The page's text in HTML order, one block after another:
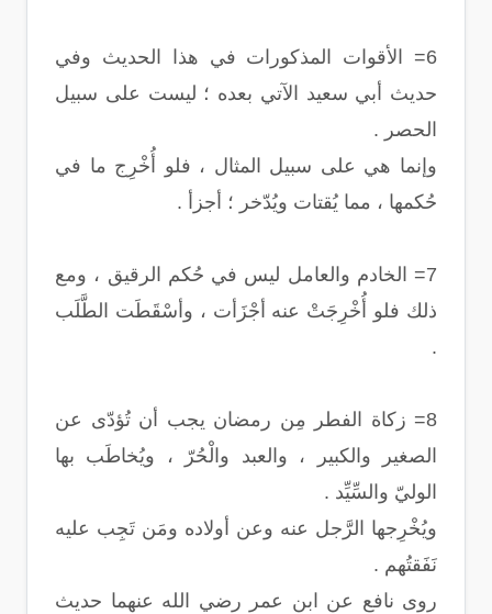
6= الأقوات المذكورات في هذا الحديث وفي
حديث أبي سعيد الآتي بعده ؛ ليست على سبيل
الحصر .
وإنما هي على سبيل المثال ، فلو أُخْرِج ما في
حُكمها ، مما يُقتات ويُدّخر ؛ أجزأ .
7= الخادم والعامل ليس في حُكم الرقيق ، ومع
ذلك فلو أُخْرِجَتْ عنه أجْزَأت ، وأسْقَطَت الطَّلَب
.
8= زكاة الفطر مِن رمضان يجب أن تُؤدّى عن
الصغير والكبير ، والعبد والْحُرّ ، ويُخاطَب بها
الوليّ والسِّيِّد .
ويُخْرِجها الرَّجل عنه وعن أولاده ومَن تَجِب عليه
نَفَقتُهم .
روى نافع عن ابن عمر رضي الله عنهما حديث